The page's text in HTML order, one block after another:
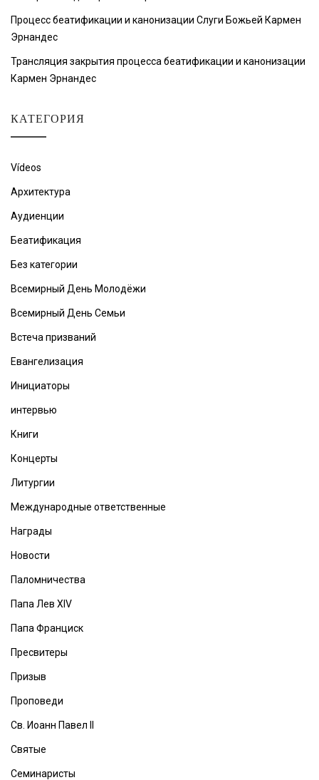
Процесс беатификации и канонизации Слуги Божьей Кармен
Эрнандес
Трансляция закрытия процесса беатификации и канонизации
Кармен Эрнандес
КАТЕГОРИЯ
Vídeos
Архитектура
Аудиенции
Беатификация
Без категории
Всемирный День Молодёжи
Всемирный День Семьи
Встеча призваний
Евангелизация
Инициаторы
интервью
Книги
Концерты
Литургии
Международные ответственные
Награды
Новости
Паломничества
Папа Лев XIV
Папа Франциск
Пресвитеры
Призыв
Проповеди
Св. Иоанн Павел II
Святые
Семинаристы